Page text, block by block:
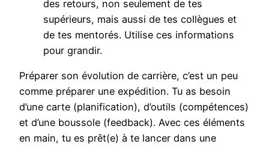
des retours, non seulement de tes
supérieurs, mais aussi de tes collègues et
de tes mentorés. Utilise ces informations
pour grandir.
Préparer son évolution de carrière, c’est un peu
comme préparer une expédition. Tu as besoin
d’une carte (planification), d’outils (compétences)
et d’une boussole (feedback). Avec ces éléments
en main, tu es prêt(e) à te lancer dans une